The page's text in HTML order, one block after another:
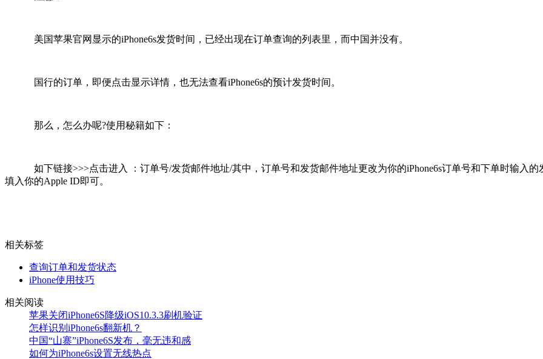
美国苹果官网显示的iPhone6s发货时间，已经出现在订单查询的列表里，而中国并没有。
国行的订单，即便点击显示详情，也无法查看iPhone6s的预计发货时间。
那么，怎么办呢?使用秘籍如下：
如下链接>>>点击进入 ：订单号/发货邮件地址/其中，订单号和发货邮件地址更改为你的iPhone6s订单号和下单时输入的
填入你的Apple ID即可。
相关标签
查询订单和发货状态
iPhone使用技巧
相关阅读
苹果关闭iPhone6S降级iOS10.3.3刷机验证
怎样识别iPhone6s翻新机？
中国“山寨”iPhone6S发布，毫无违和感
如何为iPhone6s设置无线热点